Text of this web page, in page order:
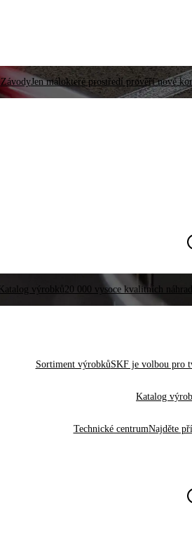
ZávodyJen málokteré prostředí prověří nové
Katalog výrobků20 000 vysoce kvalitních
Sortiment výrobkůSKF je volbou pro
Katalog
Technické centrumNajděte